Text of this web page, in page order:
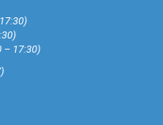
– 17:30)